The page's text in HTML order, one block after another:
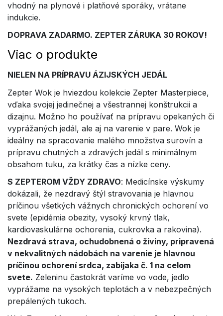
vhodný na plynové i platňové sporáky, vrátane
indukcie.
DOPRAVA ZADARMO. ZEPTER ZÁRUKA 30 ROKOV!
Viac o produkte
NIELEN NA PRÍPRAVU ÁZIJSKÝCH JEDÁL
Zepter Wok je hviezdou kolekcie Zepter Masterpiece,
vďaka svojej jedinečnej a všestrannej konštrukcii a
dizajnu. Možno ho používať na prípravu opekaných či
vyprážaných jedál, ale aj na varenie v pare. Wok je
ideálny na spracovanie malého množstva surovín a
prípravu chutných a zdravých jedál s minimálnym
obsahom tuku, za krátky čas a nízke ceny.
S ZEPTEROM VŽDY ZDRAVO: Medicínske výskumy
dokázali, že nezdravý štýl stravovania je hlavnou
príčinou všetkých vážnych chronických ochorení vo
svete (epidémia obezity, vysoký krvný tlak,
kardiovaskulárne ochorenia, cukrovka a rakovina).
Nezdravá strava, ochudobnená o živiny, pripravená
v nekvalitných nádobách na varenie je hlavnou
príčinou ochorení srdca, zabijaka č. 1 na celom
svete. Zeleninu častokrát varíme vo vode, jedlo
vyprážame na vysokých teplotách a v nebezpečných
prepálených tukoch.